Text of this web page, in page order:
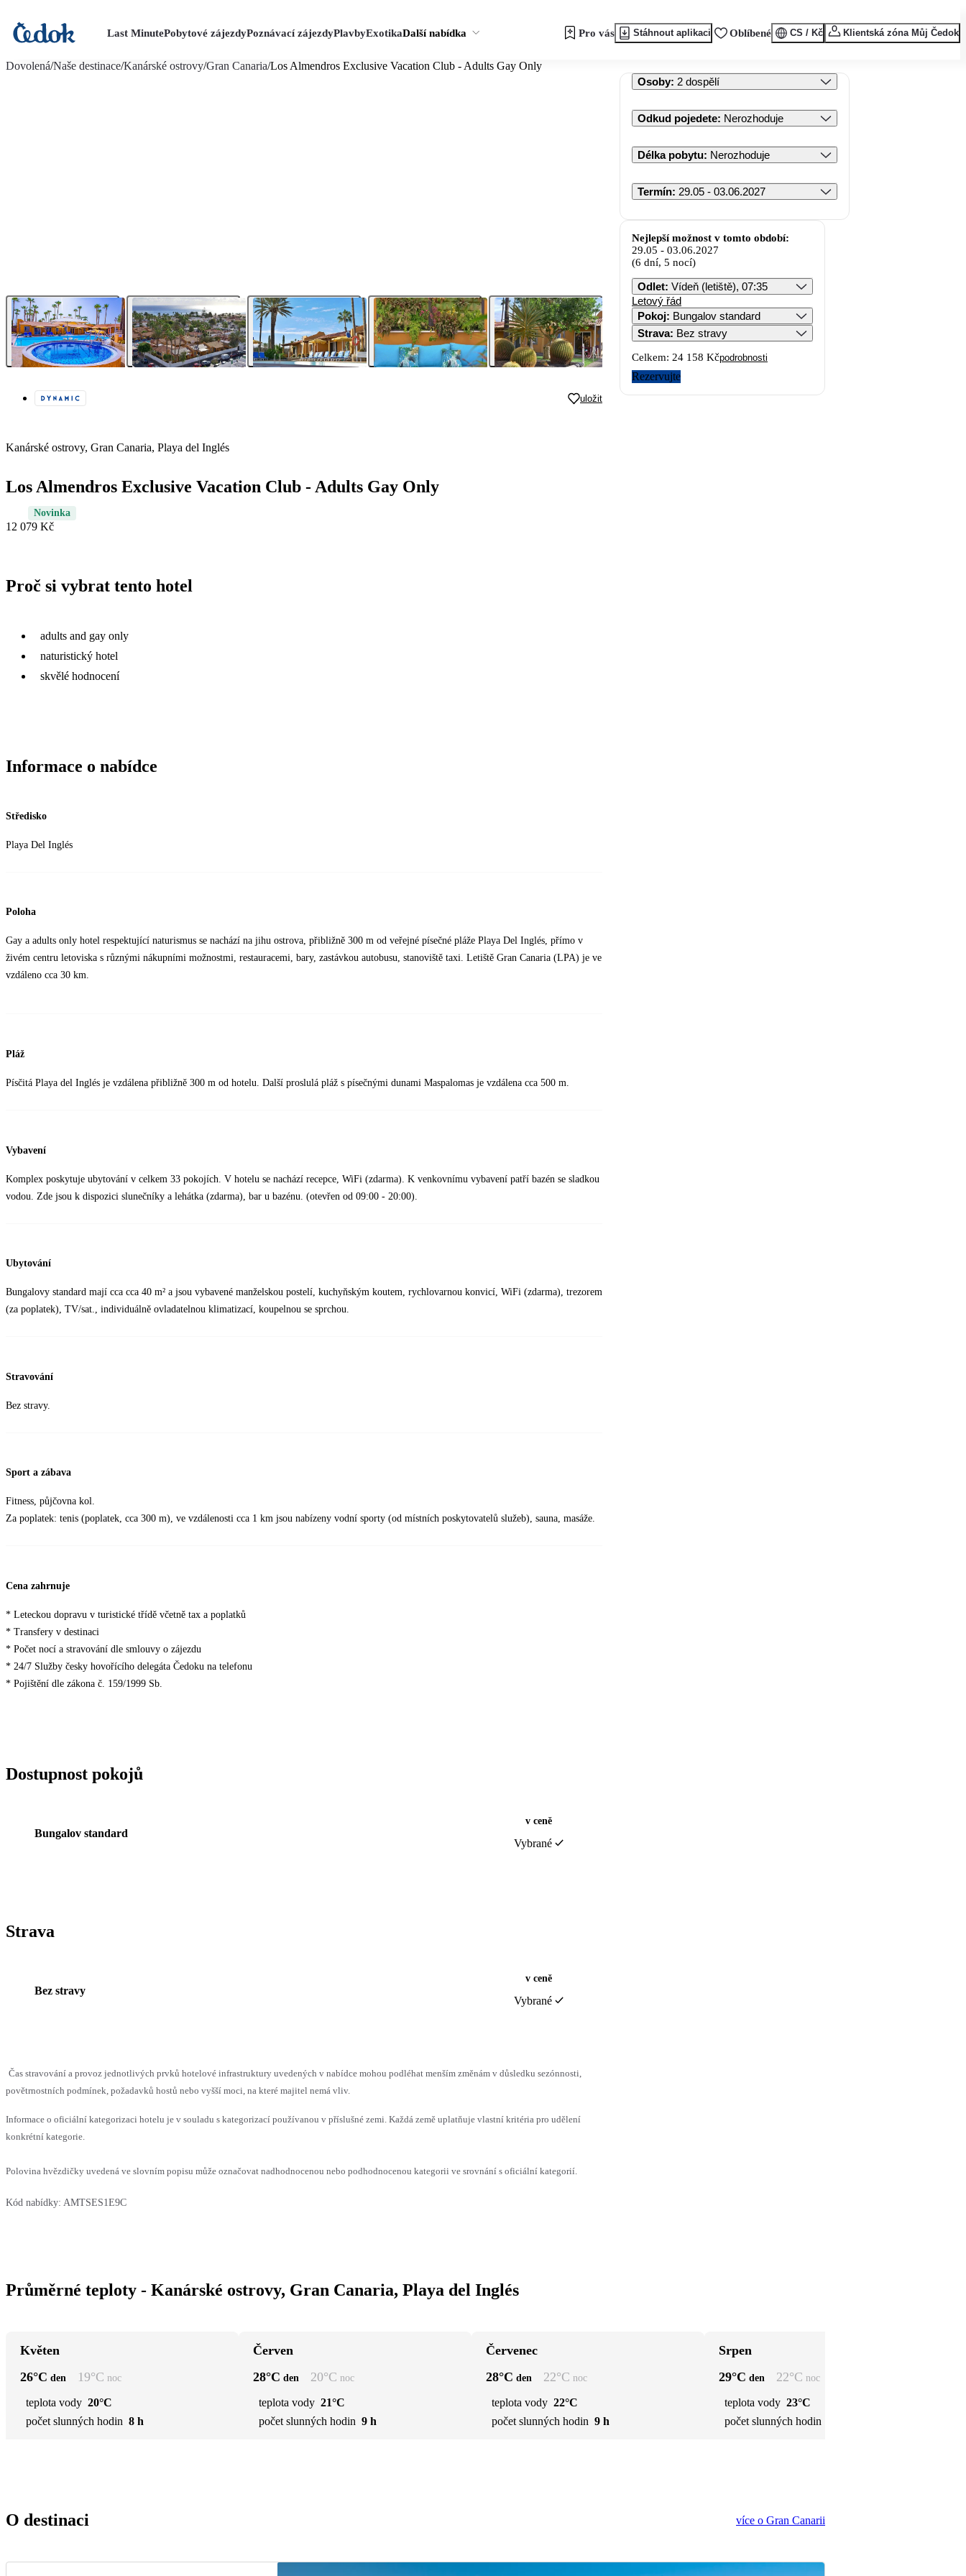
Last MinutePobytové zájezdyPoznávací zájezdyPlavbyExotikaDalší nabídka Pro vás Stáhnout aplikaci Oblíbené CS / Kč Klientská zóna Můj Čedok
Dovolená/Naše destinace/Kanárské ostrovy/Gran Canaria/Los Almendros Exclusive Vacation Club - Adults Gay Only
uložit
Kanárské ostrovy, Gran Canaria, Playa del Inglés
Los Almendros Exclusive Vacation Club - Adults Gay Only
Novinka
12 079 Kč
Proč si vybrat tento hotel
adults and gay only
naturistický hotel
skvělé hodnocení
Informace o nabídce
Středisko
Playa Del Inglés
Poloha
Gay a adults only hotel respektující naturismus se nachází na jihu ostrova, přibližně 300 m od veřejné písečné pláže Playa Del Inglés, přímo v
živém centru letoviska s různými nákupními možnostmi, restauracemi, bary, zastávkou autobusu, stanoviště taxi. Letiště Gran Canaria (LPA) je ve
vzdáleno cca 30 km.
Pláž
Písčitá Playa del Inglés je vzdálena přibližně 300 m od hotelu. Další proslulá pláž s písečnými dunami Maspalomas je vzdálena cca 500 m.
Vybavení
Komplex poskytuje ubytování v celkem 33 pokojích. V hotelu se nachází recepce, WiFi (zdarma). K venkovnímu vybavení patří bazén se sladkou
vodou. Zde jsou k dispozici slunečníky a lehátka (zdarma), bar u bazénu. (otevřen od 09:00 - 20:00).
Ubytování
Bungalovy standard mají cca cca 40 m² a jsou vybavené manželskou postelí, kuchyňským koutem, rychlovarnou konvicí, WiFi (zdarma), trezorem
(za poplatek), TV/sat., individuálně ovladatelnou klimatizací, koupelnou se sprchou.
Stravování
Bez stravy.
Sport a zábava
Fitness, půjčovna kol.
Za poplatek: tenis (poplatek, cca 300 m), ve vzdálenosti cca 1 km jsou nabízeny vodní sporty (od místních poskytovatelů služeb), sauna, masáže.
Cena zahrnuje
* Leteckou dopravu v turistické třídě včetně tax a poplatků
* Transfery v destinaci
* Počet nocí a stravování dle smlouvy o zájezdu
* 24/7 Služby česky hovořícího delegáta Čedoku na telefonu
* Pojištění dle zákona č. 159/1999 Sb.
Dostupnost pokojů
Bungalov standard
v ceně
Vybrané
Strava
Bez stravy
v ceně
Vybrané
Čas stravování a provoz jednotlivých prvků hotelové infrastruktury uvedených v nabídce mohou podléhat menším změnám v důsledku sezónnosti,
povětrnostních podmínek, požadavků hostů nebo vyšší moci, na které majitel nemá vliv.
Informace o oficiální kategorizaci hotelu je v souladu s kategorizací používanou v příslušné zemi. Každá země uplatňuje vlastní kritéria pro udělení
konkrétní kategorie.
Polovina hvězdičky uvedená ve slovním popisu může označovat nadhodnocenou nebo podhodnocenou kategorii ve srovnání s oficiální kategorií.
Kód nabídky: AMTSES1E9C
Osoby: 2 dospělí
Odkud pojedete: Nerozhoduje
Délka pobytu: Nerozhoduje
Termín: 29.05 - 03.06.2027
Nejlepší možnost v tomto období:
29.05 - 03.06.2027
(6 dní, 5 nocí)
Odlet: Vídeň (letiště), 07:35
Letový řád
Pokoj: Bungalov standard
Strava: Bez stravy
Celkem: 24 158 Kčpodrobnosti
Rezervujte
Průměrné teploty - Kanárské ostrovy, Gran Canaria, Playa del Inglés
Květen
26°C den 19°C noc
teplota vody 20°C
počet slunných hodin 8 h
Červen
28°C den 20°C noc
teplota vody 21°C
počet slunných hodin 9 h
Červenec
28°C den 22°C noc
teplota vody 22°C
počet slunných hodin 9 h
Srpen
29°C den 22°C noc
teplota vody 23°C
počet slunných hodin
O destinaci více o Gran Canarii